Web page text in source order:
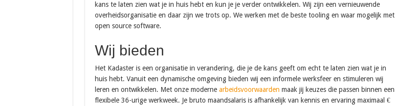
kans te laten zien wat je in huis hebt en kun je je verder ontwikkelen. Wij zijn een vernieuwende
overheidsorganisatie en daar zijn we trots op. We werken met de beste tooling en waar mogelijk met
open source software.
Wij bieden
Het Kadaster is een organisatie in verandering, die je de kans geeft om echt te laten zien wat je in
huis hebt. Vanuit een dynamische omgeving bieden wij een informele werksfeer en stimuleren wij
leren en ontwikkelen. Met onze moderne arbeidsvoorwaarden maak jij keuzes die passen binnen een
flexibele 36-urige werkweek. Je bruto maandsalaris is afhankelijk van kennis en ervaring maximaal €